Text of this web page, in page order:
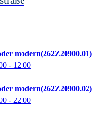
modern 262Z20900.01
- 12:00
modern 262Z20900.02
- 22:00